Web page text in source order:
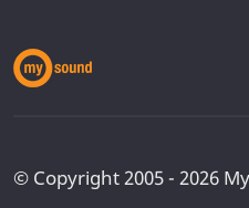
© Copyright 2005 - 2026